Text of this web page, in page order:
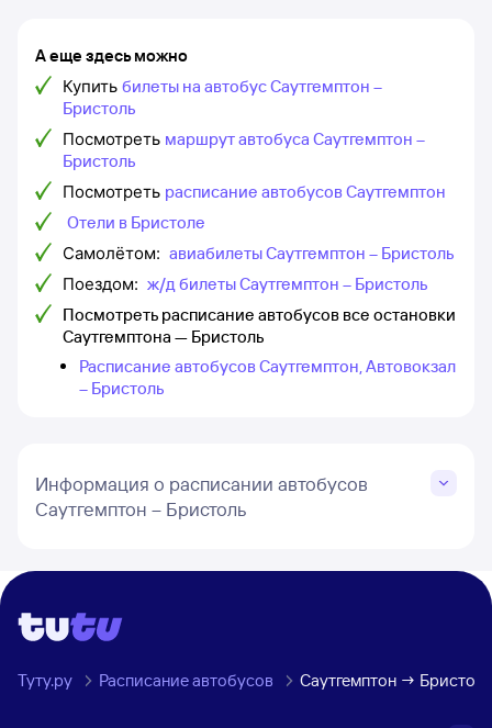
А еще здесь можно
Купить билеты на автобус Саутгемптон –
Бристоль
Посмотреть маршрут автобуса Саутгемптон –
Бристоль
Посмотреть расписание автобусов Саутгемптон
Отели в Бристоле
Самолётом: авиабилеты Саутгемптон – Бристоль
Поездом: ж/д билеты Саутгемптон – Бристоль
Посмотреть расписание автобусов все остановки
Саутгемптона — Бристоль
Расписание автобусов Саутгемптон, Автовокзал
– Бристоль
Информация о расписании автобусов
Саутгемптон – Бристоль
Туту.ру Расписание автобусов Саутгемптон → Бристоль